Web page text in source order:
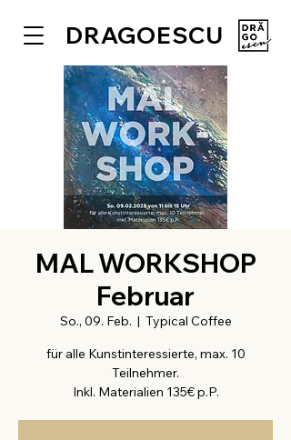
DRAGOESCU
MAL WORKSHOP
Februar
So., 09. Feb.
  |
Typical Coffee
für alle Kunstinteressierte, max. 10
Teilnehmer.
Inkl. Materialien 135€ p.P.